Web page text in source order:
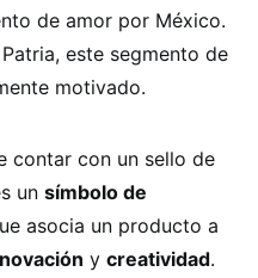
de amor por México.
este segmento de
motivado.
contar con un sello de
un símbolo de
asocia un producto a
y creatividad.